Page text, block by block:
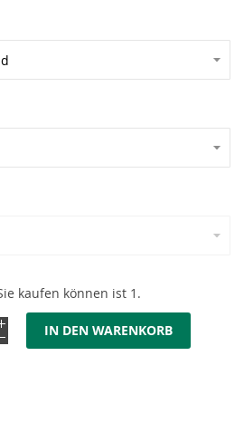
kaufen können ist 1.
IN DEN WARENKORB